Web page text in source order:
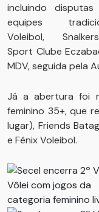
incluindo
equipes
Voleibol,
Sport Clube
MDV, seguida pela
Já a abertura foi
feminino 35+, que
lugar), Friends
e Fênix Voleibol.